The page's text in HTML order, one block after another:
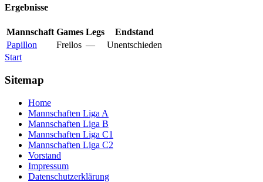
Ergebnisse
Mannschaft Games Legs
Endstand
Papillon
Freilos —
Unentschieden
Start
Sitemap
Home
Mannschaften Liga A
Mannschaften Liga B
Mannschaften Liga C1
Mannschaften Liga C2
Vorstand
Impressum
Datenschutzerklärung